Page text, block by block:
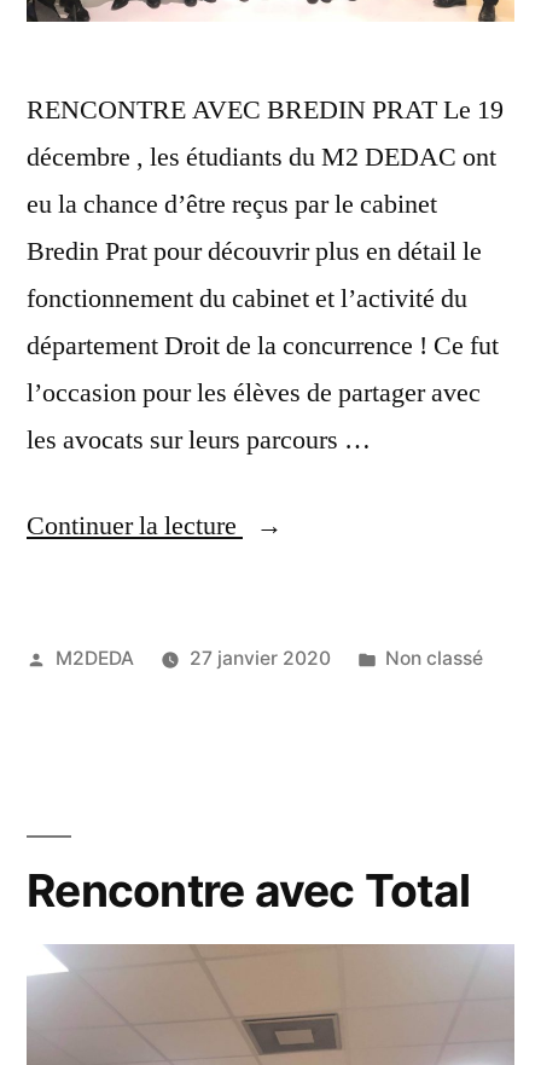
RENCONTRE AVEC BREDIN PRAT Le 19
décembre , les étudiants du M2 DEDAC ont
eu la chance d’être reçus par le cabinet
Bredin Prat pour découvrir plus en détail le
fonctionnement du cabinet et l’activité du
département Droit de la concurrence ! Ce fut
l’occasion pour les élèves de partager avec
les avocats sur leurs parcours …
Continuer la lecture
M2DEDA 27 janvier 2020 Non classé
Rencontre avec Total